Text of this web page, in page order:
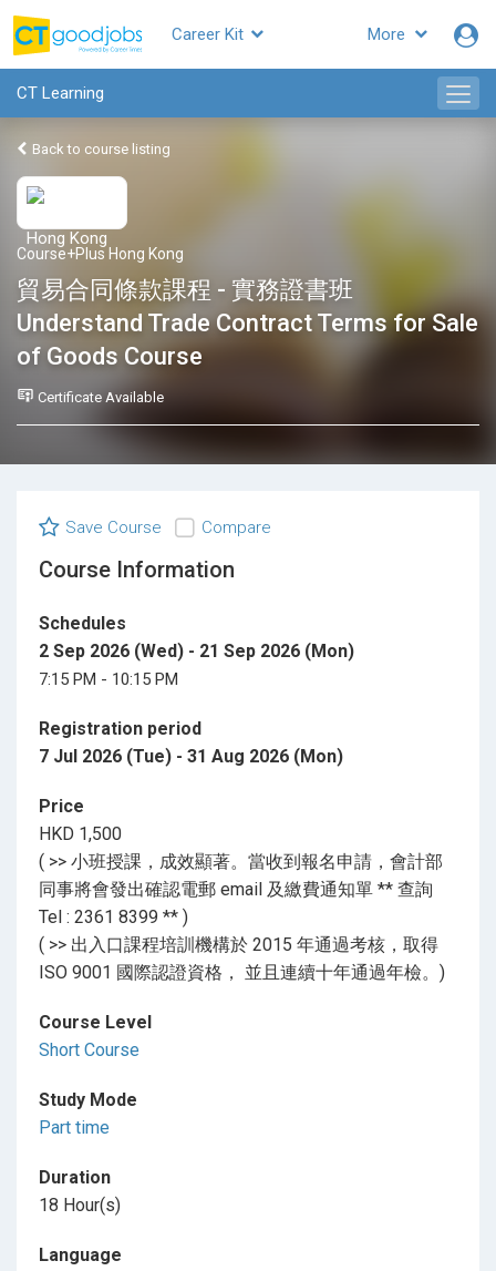
More
Career Kit
CT Learning
Back to course listing
Course+Plus Hong Kong
貿易合同條款課程 - 實務證書班
Understand Trade Contract Terms for Sale
of Goods Course
Certificate Available
Save Course Compare
Course Information
Schedules
2 Sep 2026 (Wed) - 21 Sep 2026 (Mon)
7:15 PM - 10:15 PM
Registration period
7 Jul 2026 (Tue) - 31 Aug 2026 (Mon)
Price
HKD 1,500
( >> 小班授課，成效顯著。當收到報名申請，會計部
同事將會發出確認電郵 email 及繳費通知單 ** 查詢
Tel : 2361 8399 ** )
( >> 出入口課程培訓機構於 2015 年通過考核，取得
ISO 9001 國際認證資格， 並且連續十年通過年檢。)
Course Level
Short Course
Study Mode
Part time
Duration
18 Hour(s)
Language